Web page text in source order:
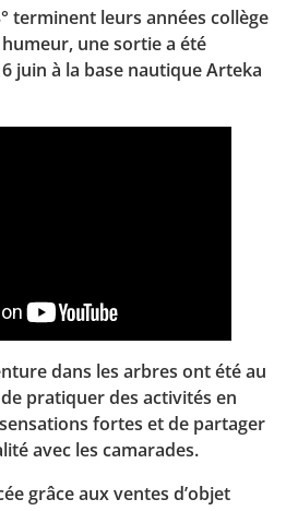
terminent leurs années collège
une sortie a été
juin à la base nautique Arteka
dans les arbres ont été au
pratiquer des activités en
fortes et de partager
avec les camarades.
grâce aux ventes d’objet